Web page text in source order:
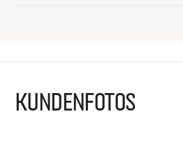
KUNDENFOTOS